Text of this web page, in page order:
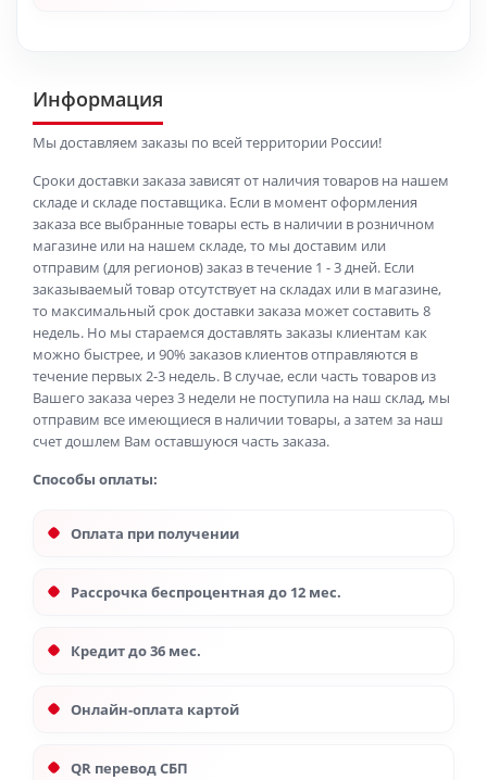
Информация
Мы доставляем заказы по всей территории России!
Сроки доставки заказа зависят от наличия товаров на нашем
складе и складе поставщика. Если в момент оформления
заказа все выбранные товары есть в наличии в розничном
магазине или на нашем складе, то мы доставим или
отправим (для регионов) заказ в течение 1 - 3 дней. Если
заказываемый товар отсутствует на складах или в магазине,
то максимальный срок доставки заказа может составить 8
недель. Но мы стараемся доставлять заказы клиентам как
можно быстрее, и 90% заказов клиентов отправляются в
течение первых 2-3 недель. В случае, если часть товаров из
Вашего заказа через 3 недели не поступила на наш склад, мы
отправим все имеющиеся в наличии товары, а затем за наш
счет дошлем Вам оставшуюся часть заказа.
Способы оплаты:
Оплата при получении
Рассрочка беспроцентная до 12 мес.
Кредит до 36 мес.
Онлайн-оплата картой
QR перевод СБП